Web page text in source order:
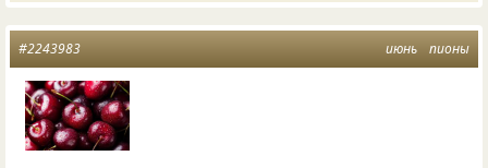
июнь пионы
#2243983